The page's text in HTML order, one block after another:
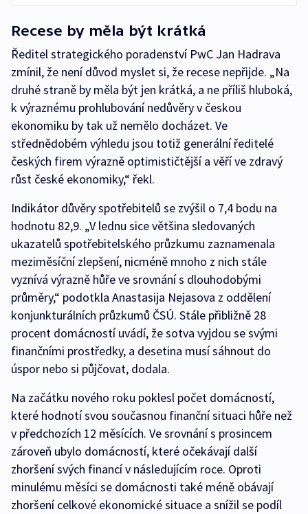
Recese by měla být krátká
Ředitel strategického poradenství PwC Jan Hadrava
zmínil, že není důvod myslet si, že recese nepřijde. „Na
druhé straně by měla být jen krátká, a ne příliš hluboká,
k výraznému prohlubování nedůvěry v českou
ekonomiku by tak už nemělo docházet. Ve
střednědobém výhledu jsou totiž generální ředitelé
českých firem výrazně optimističtější a věří ve zdravý
růst české ekonomiky,“ řekl.
Indikátor důvěry spotřebitelů se zvýšil o 7,4 bodu na
hodnotu 82,9. „V lednu sice většina sledovaných
ukazatelů spotřebitelského průzkumu zaznamenala
meziměsíční zlepšení, nicméně mnoho z nich stále
vyznívá výrazně hůře ve srovnání s dlouhodobými
průměry,“ podotkla Anastasija Nejasova z oddělení
konjunkturálních průzkumů ČSÚ. Stále přibližně 28
procent domácností uvádí, že sotva vyjdou se svými
finančními prostředky, a desetina musí sáhnout do
úspor nebo si půjčovat, dodala.
Na začátku nového roku poklesl počet domácností,
které hodnotí svou současnou finanční situaci hůře než
v předchozích 12 měsících. Ve srovnání s prosincem
zároveň ubylo domácností, které očekávají další
zhoršení svých financí v následujícím roce. Oproti
minulému měsíci se domácnosti také méně obávají
zhoršení celkové ekonomické situace a snížil se podíl